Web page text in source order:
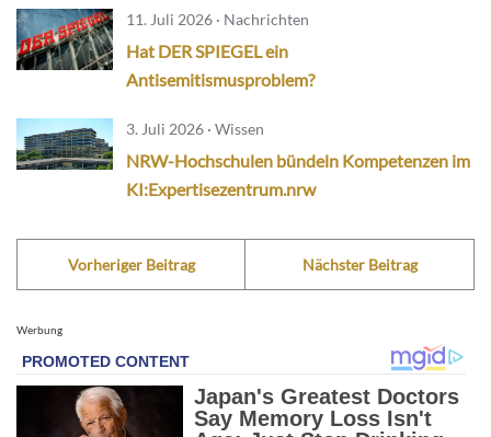
11. Juli 2026 · Nachrichten
Hat DER SPIEGEL ein
Antisemitismusproblem?
3. Juli 2026 · Wissen
NRW-Hochschulen bündeln Kompetenzen im
KI:Expertisezentrum.nrw
Vorheriger Beitrag Nächster Beitrag
Werbung